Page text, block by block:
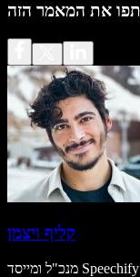
את המאמר הזה
קליף ויצמן
מנכ"ל ומייסד Speechify